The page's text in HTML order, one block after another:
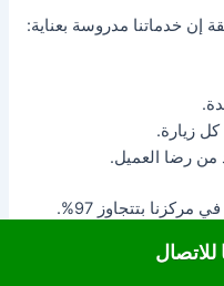
إن خدماتنا مدروسة بعناية:
زيارة.
من رضا العميل.
مركزنا بتتجاوز 97%.